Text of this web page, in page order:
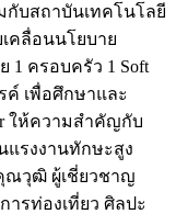
กับสถาบันเทคโนโลยี
คลื่อนนโยบาย
1 ครอบครัว 1 Soft
ค์ เพื่อศึกษาและ
ให้ความสำคัญกับ
รงงานทักษะสูง
ณวุฒิ ผู้เชี่ยวชาญ
ารท่องเที่ยว ศิลปะ